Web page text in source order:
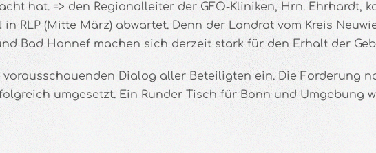
hat. => den Regionalleiter der GFO-Kliniken, Hrn. Ehrhardt,
in RLP (Mitte März) abwartet. Denn der Landrat vom Kreis
Bad Honnef machen sich derzeit stark für den Erhalt der
Dialog aller Beteiligten ein. Die Forderung
umgesetzt. Ein Runder Tisch für Bonn und Umgebung